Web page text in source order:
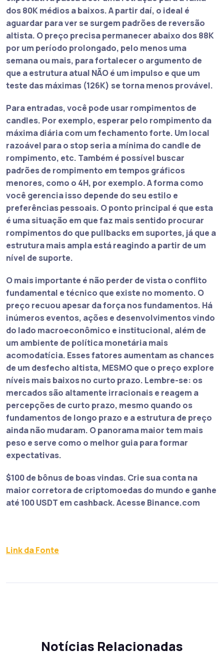
dos 80K médios a baixos. A partir daí, o ideal é
aguardar para ver se surgem padrões de reversão
altista. O preço precisa permanecer abaixo dos 88K
por um período prolongado, pelo menos uma
semana ou mais, para fortalecer o argumento de
que a estrutura atual NÃO é um impulso e que um
teste das máximas (126K) se torna menos provável.
Para entradas, você pode usar rompimentos de
candles. Por exemplo, esperar pelo rompimento da
máxima diária com um fechamento forte. Um local
razoável para o stop seria a mínima do candle de
rompimento, etc. Também é possível buscar
padrões de rompimento em tempos gráficos
menores, como o 4H, por exemplo. A forma como
você gerencia isso depende do seu estilo e
preferências pessoais. O ponto principal é que esta
é uma situação em que faz mais sentido procurar
rompimentos do que pullbacks em suportes, já que a
estrutura mais ampla está reagindo a partir de um
nível de suporte.
O mais importante é não perder de vista o conflito
fundamental e técnico que existe no momento. O
preço recuou apesar da força nos fundamentos. Há
inúmeros eventos, ações e desenvolvimentos vindo
do lado macroeconômico e institucional, além de
um ambiente de política monetária mais
acomodatícia. Esses fatores aumentam as chances
de um desfecho altista, MESMO que o preço explore
níveis mais baixos no curto prazo. Lembre-se: os
mercados são altamente irracionais e reagem a
percepções de curto prazo, mesmo quando os
fundamentos de longo prazo e a estrutura de preço
ainda não mudaram. O panorama maior tem mais
peso e serve como o melhor guia para formar
expectativas.
$100 de bônus de boas vindas. Crie sua conta na
maior corretora de criptomoedas do mundo e ganhe
até 100 USDT em cashback. Acesse Binance.com
Link da Fonte
Notícias Relacionadas